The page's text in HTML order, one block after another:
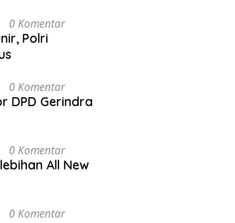
0 Komentar
Polri
0 Komentar
DPD Gerindra
0 Komentar
All New
0 Komentar